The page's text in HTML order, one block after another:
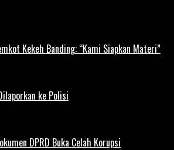
Kekeh Banding: “Kami Siapkan Materi”
ke Polisi
DPRD Buka Celah Korupsi